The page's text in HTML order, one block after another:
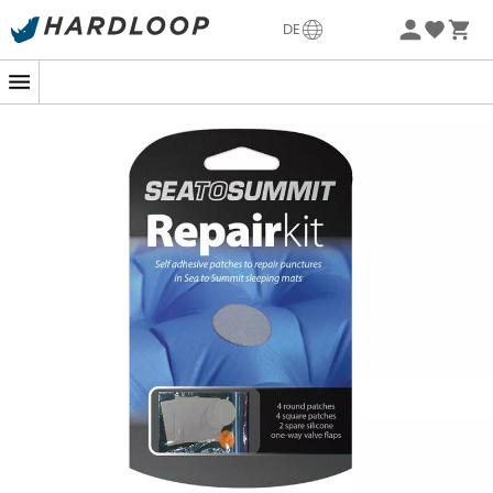
DE
Sommerangebote🔥 -5% EXTRA ab 2 Produkten* Code